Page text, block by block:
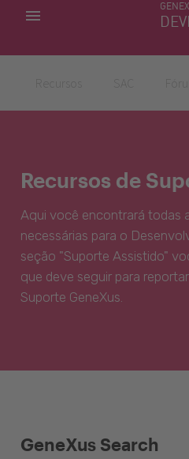
MINHAS APLICACÕES
Recursos de
Aqui você encontrará todas
necessárias para o
seção "Suporte Assistido"
que deve seguir para
Suporte GeneXus.
GeneXus Search